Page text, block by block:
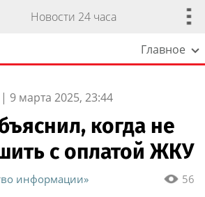
Новости 24 часа
Главное
| 9 марта 2025, 23:44
когда не
с оплатой ЖКУ
56
информации»